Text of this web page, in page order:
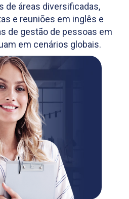
de áreas diversificadas,
e reuniões em inglês e
de gestão de pessoas em
em cenários globais.